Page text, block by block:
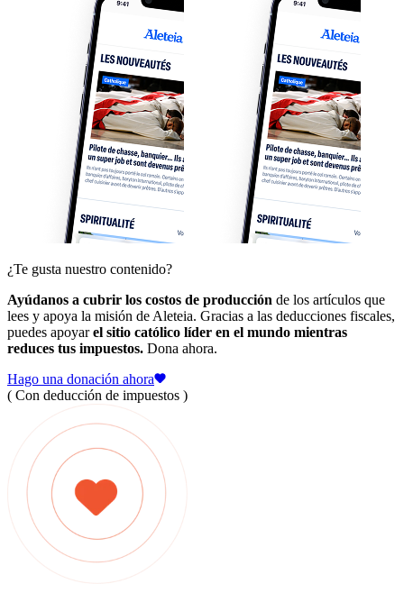
¿Te gusta nuestro contenido?
Ayúdanos a cubrir los costos de producción de los artículos que
lees y apoya la misión de Aleteia. Gracias a las deducciones fiscales,
puedes apoyarel sitio católico líder en el mundo mientras
reduces tus impuestos. Dona ahora.
Hago una donación ahora
( Con deducción de impuestos )